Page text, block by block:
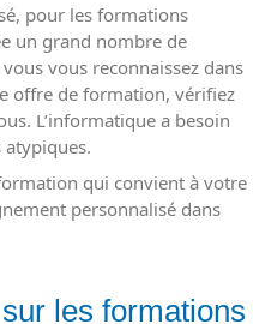
pour les formations
un grand nombre de
vous reconnaissez dans
offre de formation, vérifiez
L’informatique a besoin
atypiques.
qui convient à votre
personnalisé dans
les formations